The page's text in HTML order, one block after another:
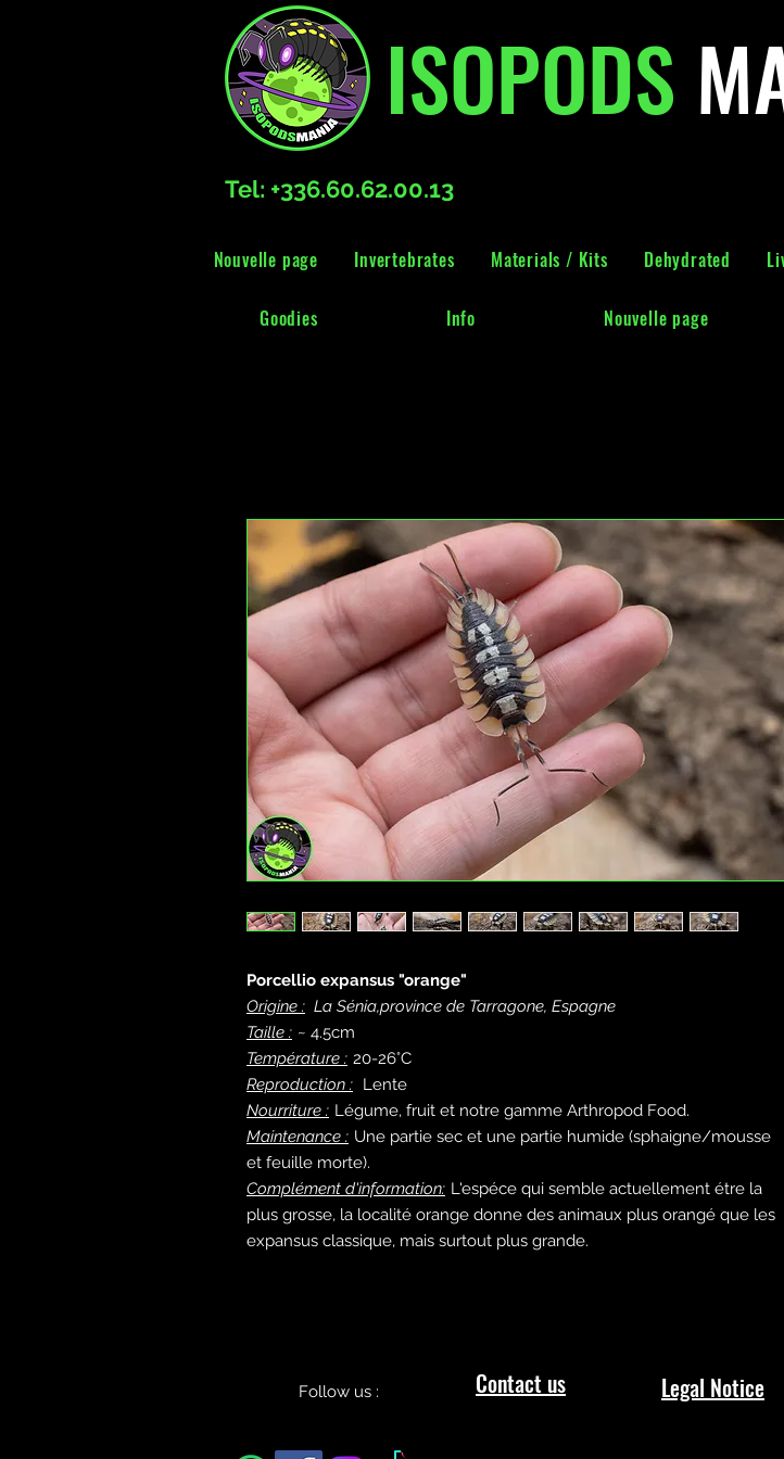
ISOPODS
Tel: +336.60.62.00.13
Nouvelle page Invertebrates Materials / Kits Dehydrated
Goodies Info Nouvelle page
Porcellio expansus "orange"
Origine : La Sénia,province de Tarragone, Espagne
Taille : ~ 4.5cm
Température : 20-26°C
Reproduction : Lente
Nourriture : Légume, fruit et notre gamme Arthropod Food.
Maintenance : Une partie sec et une partie humide (sphaigne/mousse
et feuille morte).
Complément d'information: L'espéce qui semble actuellement étre la
plus grosse, la localité orange donne des animaux plus orangé que les
expansus classique, mais surtout plus grande.
Follow us : Contact us Legal Notice